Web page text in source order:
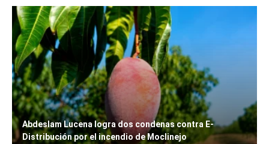
Abdeslam Lucena logra dos condenas contra E-
Distribución por el incendio de Moclinejo